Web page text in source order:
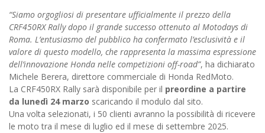
“Siamo orgogliosi di presentare ufficialmente il prezzo della
CRF450RX Rally dopo il grande successo ottenuto al Motodays di
Roma. L’entusiasmo del pubblico ha confermato l’esclusività e il
valore di questo modello, che rappresenta la massima espressione
dell’innovazione Honda nelle competizioni off-road”, ha dichiarato
Michele Berera, direttore commerciale di Honda RedMoto.
La CRF450RX Rally sarà disponibile per il preordine a partire
da lunedì 24 marzo scaricando il modulo dal sito.
Una volta selezionati, i 50 clienti avranno la possibilità di ricevere
le moto tra il mese di luglio ed il mese di settembre 2025.